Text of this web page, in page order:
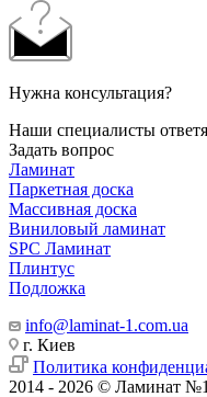
Нужна консультация?
Наши специалисты
Задать вопрос
Ламинат
Паркетная доска
Массивная доска
Виниловый ламинат
SPC Ламинат
Плинтус
Подложка
info@laminat-1.com.ua
г. Киев
Политика
2014 - 2026 © Ламинат №1